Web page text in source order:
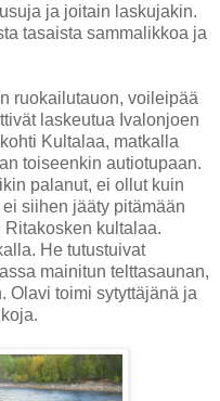
ja joitain laskujakin.
tasaista sammalikkoa ja
ruokailutauon, voileipää
laskeutua Ivalonjoen
Kultalaa, matkalla
toiseenkin autiotupaan.
palanut, ei ollut kuin
siihen jääty pitämään
kultalaa.
He tutustuivat
mainitun telttasaunan,
Olavi toimi sytyttäjänä ja